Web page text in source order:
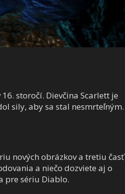
storočí. Dievčina Scarlett je
sily, aby sa stal nesmrteľným.
nových obrázkov a tretiu časť
a niečo dozviete aj o
pre sériu Diablo.